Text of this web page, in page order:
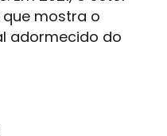
que mostra o
adormecido do